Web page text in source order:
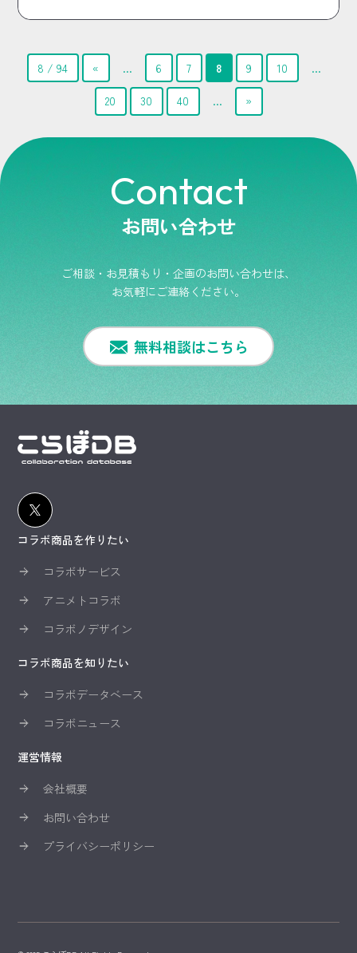
8 / 94 « ... 6 7 8 9 10 ...
20 30 40 ... »
Contact
お問い合わせ
ご相談・お見積もり・企画のお問い合わせは、
お気軽にご連絡ください。
無料相談はこちら
コラボ商品を作りたい
コラボサービス
アニメトコラボ
コラボノデザイン
コラボ商品を知りたい
コラボデータベース
コラボニュース
運営情報
会社概要
お問い合わせ
プライバシーポリシー